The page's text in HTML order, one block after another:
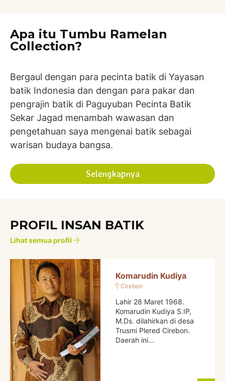
Apa itu Tumbu Ramelan
Collection?
Bergaul dengan para pecinta batik di Yayasan
batik Indonesia dan dengan para pakar dan
pengrajin batik di Paguyuban Pecinta Batik
Sekar Jagad menambah wawasan dan
pengetahuan saya mengenai batik sebagai
warisan budaya bangsa.
Selengkapnya
PROFIL INSAN BATIK
Lihat semua profil
Komarudin Kudiya
Cirebon
Lahir 28 Maret 1968.
Komarudin Kudiya S.IP,
M.Ds. dilahirkan di desa
Trusmi Plered Cirebon.
Daerah ini…